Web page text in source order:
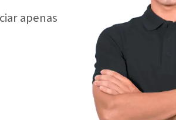
apenas